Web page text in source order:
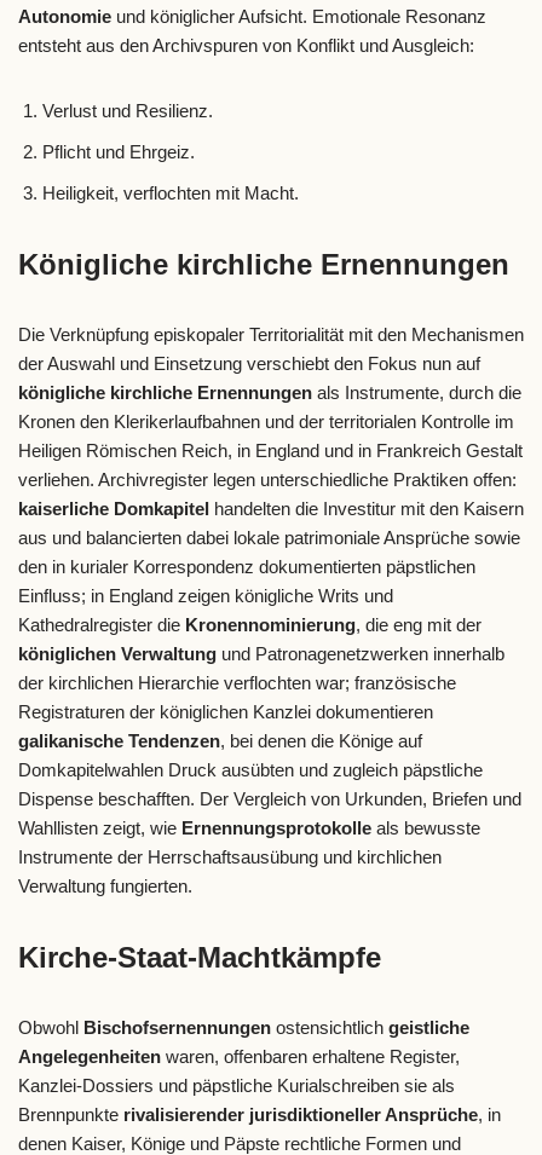
Autonomie und königlicher Aufsicht. Emotionale Resonanz
entsteht aus den Archivspuren von Konflikt und Ausgleich:
Verlust und Resilienz.
Pflicht und Ehrgeiz.
Heiligkeit, verflochten mit Macht.
Königliche kirchliche Ernennungen
Die Verknüpfung episkopaler Territorialität mit den Mechanismen
der Auswahl und Einsetzung verschiebt den Fokus nun auf
königliche kirchliche Ernennungen als Instrumente, durch die
Kronen den Klerikerlaufbahnen und der territorialen Kontrolle im
Heiligen Römischen Reich, in England und in Frankreich Gestalt
verliehen. Archivregister legen unterschiedliche Praktiken offen:
kaiserliche Domkapitel handelten die Investitur mit den Kaisern
aus und balancierten dabei lokale patrimoniale Ansprüche sowie
den in kurialer Korrespondenz dokumentierten päpstlichen
Einfluss; in England zeigen königliche Writs und
Kathedralregister die Kronennominierung, die eng mit der
königlichen Verwaltung und Patronagenetzwerken innerhalb
der kirchlichen Hierarchie verflochten war; französische
Registraturen der königlichen Kanzlei dokumentieren
galikanische Tendenzen, bei denen die Könige auf
Domkapitelwahlen Druck ausübten und zugleich päpstliche
Dispense beschafften. Der Vergleich von Urkunden, Briefen und
Wahllisten zeigt, wie Ernennungsprotokolle als bewusste
Instrumente der Herrschaftsausübung und kirchlichen
Verwaltung fungierten.
Kirche-Staat-Machtkämpfe
Obwohl Bischofsernennungen ostensichtlich geistliche
Angelegenheiten waren, offenbaren erhaltene Register,
Kanzlei-Dossiers und päpstliche Kurialschreiben sie als
Brennpunkte rivalisierender jurisdiktioneller Ansprüche, in
denen Kaiser, Könige und Päpste rechtliche Formen und